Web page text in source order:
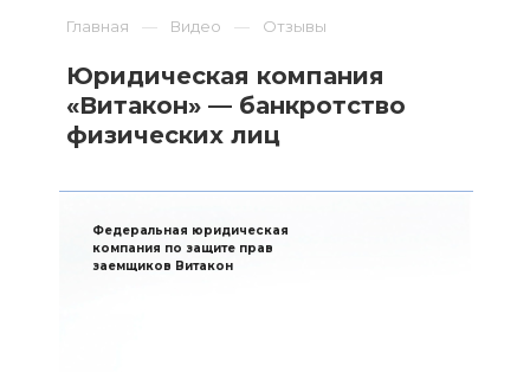
Главная Видео Отзывы
Юридическая компания
«Витакон» — банкротство
физических лиц
Федеральная юридическая
компания по защите прав
заемщиков Витакон